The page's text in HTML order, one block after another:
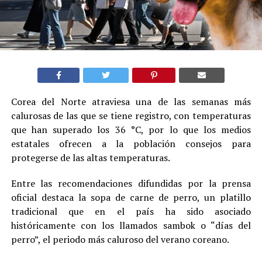
Corea del Norte atraviesa una de las semanas más
calurosas de las que se tiene registro, con temperaturas
que han superado los 36 °C, por lo que los medios
estatales ofrecen a la población consejos para
protegerse de las altas temperaturas.
Entre las recomendaciones difundidas por la prensa
oficial destaca la sopa de carne de perro, un platillo
tradicional que en el país ha sido asociado
históricamente con los llamados sambok o “días del
perro”, el periodo más caluroso del verano coreano.